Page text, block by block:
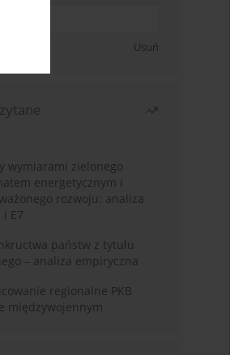
Usuń
wymiarami zielonego
energetycznym i
rozwoju: analiza
i E7
państw z tytułu
– analiza empiryczna
regionalne PKB
międzywojennym